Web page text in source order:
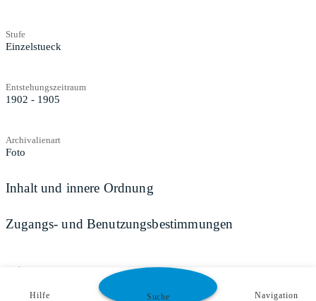
Stufe
Einzelstueck
Entstehungszeitraum
1902 - 1905
Archivalienart
Foto
Inhalt und innere Ordnung
Zugangs- und Benutzungsbestimmungen
Teilen
Hilfe Suche Navigation